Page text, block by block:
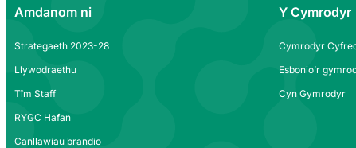
Amdanom ni
Strategaeth 2023-28
Llywodraethu
Tîm Staff
RYGC Hafan
Canllawiau brandio
Y Cymrodyr
Cymrodyr
Esbonio’r
Cyn Gymrodyr